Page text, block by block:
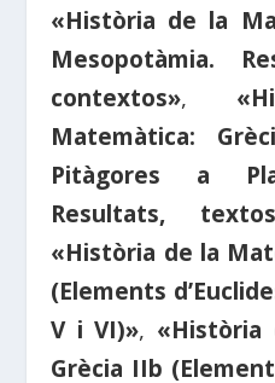
«Història de la
Mesopotàmia.
contextos»,
Matemàtica:
Pitàgores a
Resultats,
«Història de la
(Elements
V i VI)», «Història
Grècia IIb